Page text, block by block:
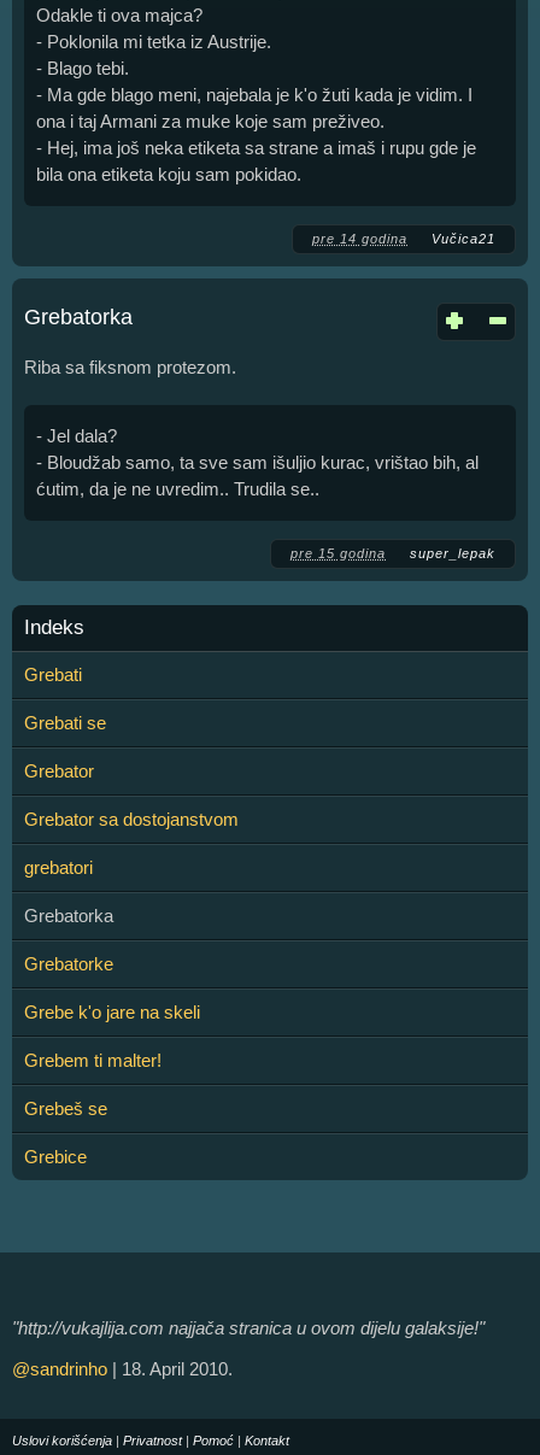
Odakle ti ova majca?
- Poklonila mi tetka iz Austrije.
- Blago tebi.
- Ma gde blago meni, najebala je k'o žuti kada je vidim. I
ona i taj Armani za muke koje sam preživeo.
- Hej, ima još neka etiketa sa strane a imaš i rupu gde je
bila ona etiketa koju sam pokidao.
pre 14 godina Vučica21
Grebatorka
Riba sa fiksnom protezom.
- Jel dala?
- Bloudžab samo, ta sve sam išuljio kurac, vrištao bih, al
ćutim, da je ne uvredim.. Trudila se..
pre 15 godina super_lepak
Indeks
Grebati
Grebati se
Grebator
Grebator sa dostojanstvom
grebatori
Grebatorka
Grebatorke
Grebe k'o jare na skeli
Grebem ti malter!
Grebeš se
Grebice
"http://vukajlija.com najjača stranica u ovom dijelu galaksije!"
@sandrinho | 18. April 2010.
Uslovi korišćenja | Privatnost| Pomoć | Kontakt